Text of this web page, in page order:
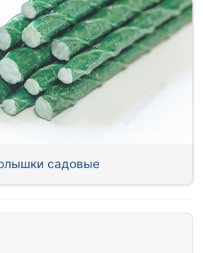
садовые